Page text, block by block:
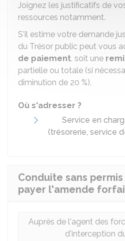
Joignez les justificatifs de
ressources notamment.
S'il estime votre demande
du Trésor public peut vous
de paiement, soit une
partielle ou totale (si
diminution de 20 %).
Où s'adresser ?
Service en
(trésorerie, service
Conduite sans
payer l'amende
Auprès de l'agent des
d'interception